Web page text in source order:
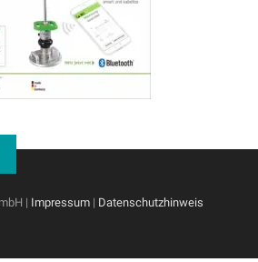
| Impressum | Datenschutzhinweis